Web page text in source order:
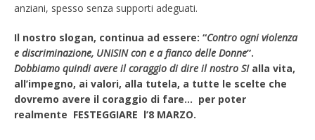
anziani, spesso senza supporti adeguati.
Il nostro slogan, continua ad essere: “Contro ogni violenza
e discriminazione, UNISIN con e a fianco delle Donne”.
Dobbiamo quindi avere il coraggio di dire il nostro SIalla vita,
all’impegno, ai valori, alla tutela, a tutte le scelte che
dovremo avere il coraggio di fare… per poter
realmente FESTEGGIARE l’8 MARZO.